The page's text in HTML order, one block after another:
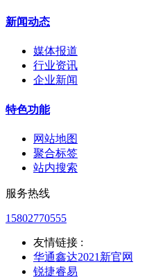
新闻动态
媒体报道
行业资讯
企业新闻
特色功能
网站地图
聚合标签
站内搜索
服务热线
15802770555
友情链接 :
华通鑫达2021新官网
锐捷睿易